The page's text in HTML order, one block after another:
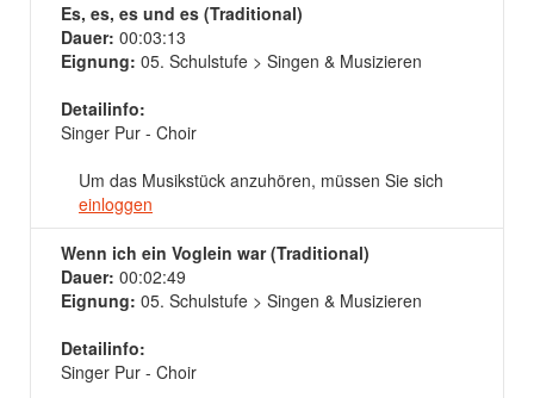
Es, es, es und es (Traditional)
Dauer: 00:03:13
Eignung: 05. Schulstufe > Singen & Musizieren
Detailinfo:
Singer Pur - Choir
Um das Musikstück anzuhören, müssen Sie sich
einloggen
Wenn ich ein Voglein war (Traditional)
Dauer: 00:02:49
Eignung: 05. Schulstufe > Singen & Musizieren
Detailinfo:
Singer Pur - Choir